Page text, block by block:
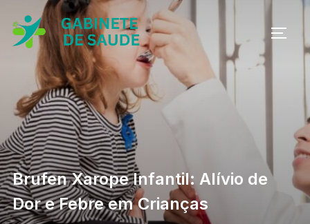
content
Brufen Xarope Infantil: Alívio de
Dor e Febre em Crianças